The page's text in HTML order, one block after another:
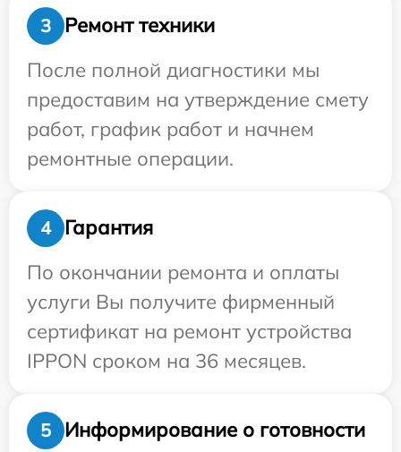
3
Ремонт техники
После полной диагностики мы
предоставим на утверждение смету
работ, график работ и начнем
ремонтные операции.
4
Гарантия
По окончании ремонта и оплаты
услуги Вы получите фирменный
сертификат на ремонт устройства
IPPON сроком на 36 месяцев.
5
Информирование о готовности